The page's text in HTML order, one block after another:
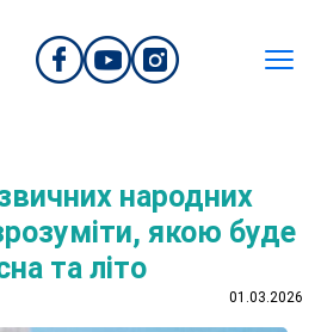
народних
якою буде
та літо
01.03.2026